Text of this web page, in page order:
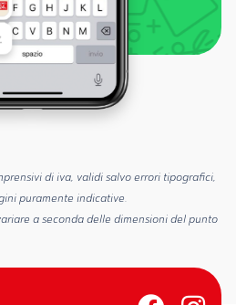
di iva, validi salvo errori tipografici,
puramente indicative.
a seconda delle dimensioni del punto